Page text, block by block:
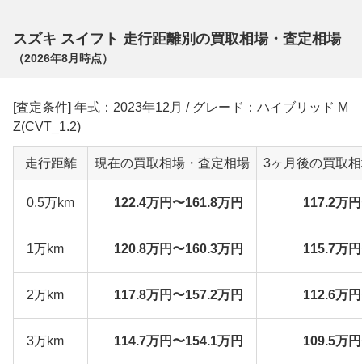
スズキ スイフト 走行距離別の買取相場・査定相場
（2026年8月 時点）
[査定条件] 年式：2023年12月 / グレード：ハイブリッド M
Z(CVT_1.2)
走行距離 現在の買取相場・査定相場 3ヶ月後の買取
0.5万km 122.4万円〜161.8万円 117.2万
1万km 120.8万円〜160.3万円 115.7万
2万km 117.8万円〜157.2万円 112.6万
3万km 114.7万円〜154.1万円 109.5万